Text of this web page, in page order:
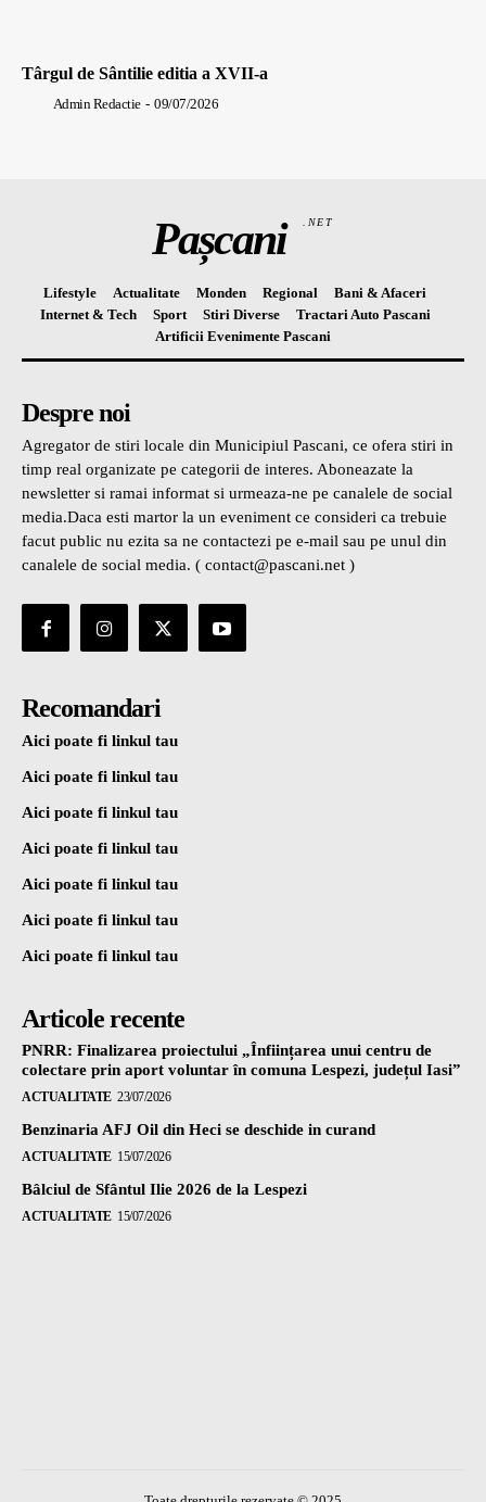
Târgul de Sântilie editia a XVII-a
Admin Redactie - 09/07/2026
Pașcani .NET
Lifestyle Actualitate Monden Regional
Bani & Afaceri
Internet & Tech
Sport Stiri Diverse
Tractari Auto Pascani
Artificii Evenimente Pascani
Despre noi
Agregator de stiri locale din Municipiul Pascani, ce ofera stiri in
timp real organizate pe categorii de interes. Aboneazate la
newsletter si ramai informat si urmeaza-ne pe canalele de social
media.Daca esti martor la un eveniment ce consideri ca trebuie
facut public nu ezita sa ne contactezi pe e-mail sau pe unul din
canalele de social media. ( contact@pascani.net )
Recomandari
Aici poate fi linkul tau
Aici poate fi linkul tau
Aici poate fi linkul tau
Aici poate fi linkul tau
Aici poate fi linkul tau
Aici poate fi linkul tau
Aici poate fi linkul tau
Articole recente
PNRR: Finalizarea proiectului „Înființarea unui centru de
colectare prin aport voluntar în comuna Lespezi, județul Iasi”
ACTUALITATE 23/07/2026
Benzinaria AFJ Oil din Heci se deschide in curand
ACTUALITATE 15/07/2026
Bâlciul de Sfântul Ilie 2026 de la Lespezi
ACTUALITATE 15/07/2026